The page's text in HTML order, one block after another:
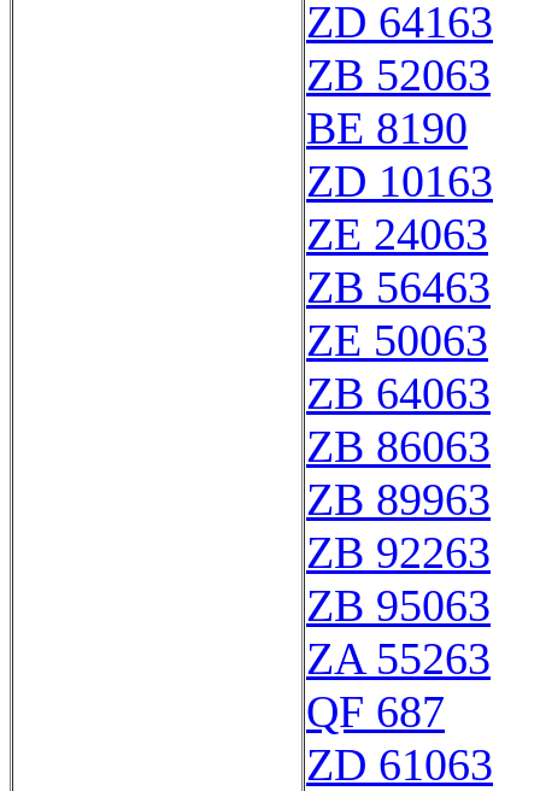
ZD 64163
ZB 52063
BE 8190
ZD 10163
ZE 24063
ZB 56463
ZE 50063
ZB 64063
ZB 86063
ZB 89963
ZB 92263
ZB 95063
ZA 55263
QF 687
ZD 61063